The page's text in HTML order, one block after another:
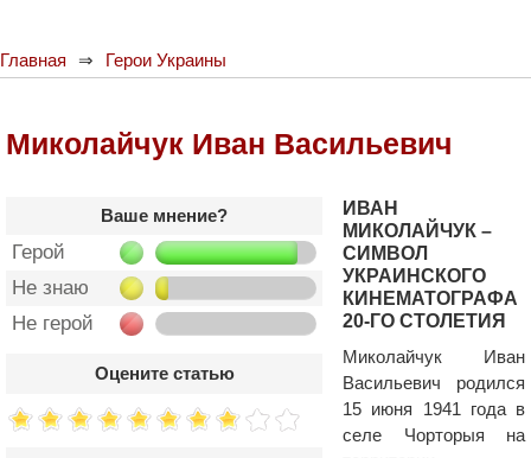
Главная Герои Украины
Миколайчук Иван Васильевич
Ваше мнение?
Герой
Не знаю
Не герой
Оцените статью
ИВАН
МИКОЛАЙЧУК –
СИМВОЛ
УКРАИНСКОГО
КИНЕМАТОГРАФА
20-ГО СТОЛЕТИЯ
Миколайчук Иван
Васильевич родился
15 июня 1941 года в
селе Чорторыя на